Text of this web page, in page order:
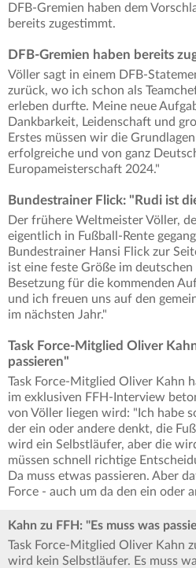
DFB-Gremien haben dem
bereits zugestimmt.
DFB-Gremien haben bereits
Völler sagt in einem DFB-
zurück, wo ich schon als
erleben durfte. Meine neue
Dankbarkeit, Leidenschaft und
Erstes müssen wir die
erfolgreiche und von ganz
Europameisterschaft 2024."
Bundestrainer Flick: "Rudi ist
Der frühere Weltmeister Völler,
eigentlich in Fußball-Rente
Bundestrainer Hansi Flick zur
ist eine feste Größe im
Besetzung für die kommenden
und ich freuen uns auf den
im nächsten Jahr."
Task Force-Mitglied Oliver
passieren"
Task Force-Mitglied Oliver Kahn
im exklusiven FFH-Interview
von Völler liegen wird: "Ich habe
der ein oder andere denkt, die
wird ein Selbstläufer, aber die
müssen schnell richtige
Da muss etwas passieren. Aber
Force - auch um da den ein oder
Kahn zu FFH: "Es muss was
Task Force-Mitglied Oliver Kahn
wird kein Selbstläufer. Es muss